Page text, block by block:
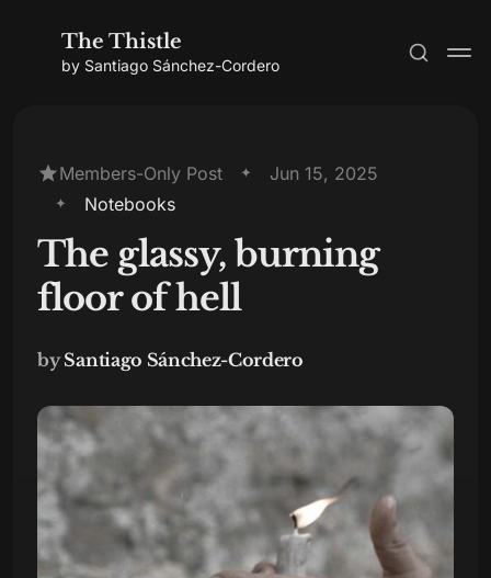
The Thistle
by Santiago Sánchez-Cordero
Subscribe
Sign in
Members-Only Post
Jun 15, 2025
Notebooks
The glassy, burning
floor of hell
by Santiago Sánchez-Cordero